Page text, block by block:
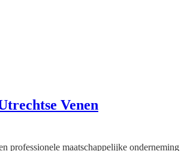
Venen
professionele maatschappelijke onderneming